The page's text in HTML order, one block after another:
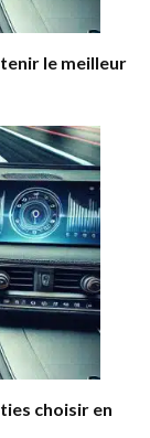
le meilleur
choisir en